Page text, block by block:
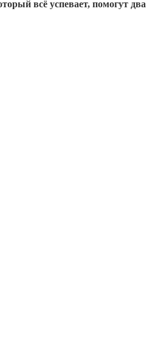
всё успевает, помогут два